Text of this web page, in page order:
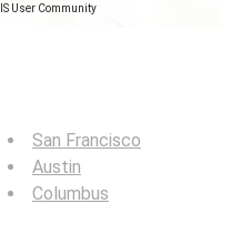
User Community
San Francisco
Austin
Columbus